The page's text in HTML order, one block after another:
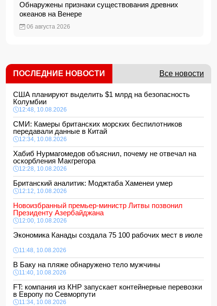
Обнаружены признаки существования древних
океанов на Венере
06 августа 2026
ПОСЛЕДНИЕ НОВОСТИ Все новости
США планируют выделить $1 млрд на безопасность
Колумбии
12:48, 10.08.2026
СМИ: Камеры британских морских беспилотников
передавали данные в Китай
12:34, 10.08.2026
Хабиб Нурмагомедов объяснил, почему не отвечал на
оскорбления Макгрегора
12:28, 10.08.2026
Британский аналитик: Моджтаба Хаменеи умер
12:12, 10.08.2026
Новоизбранный премьер-министр Литвы позвонил
Президенту Азербайджана
12:00, 10.08.2026
Экономика Канады создала 75 100 рабочих мест в июле
11:48, 10.08.2026
В Баку на пляже обнаружено тело мужчины
11:40, 10.08.2026
FT: компания из КНР запускает контейнерные перевозки
в Европу по Севморпути
11:34, 10.08.2026